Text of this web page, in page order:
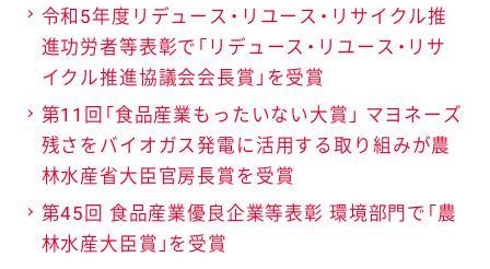
2023年
1月
キユーピー
鉄分入りソ
べい
6カ月から1
2カ月に延長
2022年
9月
キユーピー
あえるパス
タソースシ
リーズ全品
「年月表示」
賞味期間延
令和5年度リデュース・リユース・リサイクル推
進功労者等表彰で「リデュース・リユース・リサ
イクル推進協議会会長賞」を受賞
第11回「食品産業もったいない大賞」 マヨネーズ
残さをバイオガス発電に活用する取り組みが農
林水産省大臣官房長賞を受賞
第45回 食品産業優良企業等表彰 環境部門で「農
林水産大臣賞」を受賞